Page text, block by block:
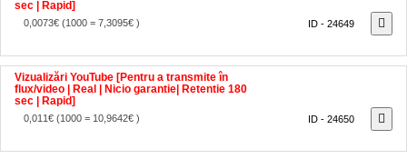
0,0073€(1000 = 7,3095€ )
Vizualizări YouTube [Pentru a transmite în
flux/video | Real | Nicio garantie| Retentie 180
sec | Rapid]
0,011€(1000 = 10,9642€ )